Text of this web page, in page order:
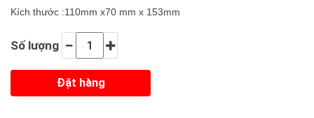
Kích thước :110mm x70 mm x 153mm
Số lượng